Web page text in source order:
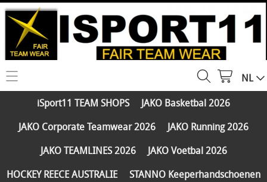
HOME
WEBSHOP
PARTNERS
NL
iSport11 TEAM SHOPS
JAKO Basketbal 2026
JAKO Corporate Teamwear 2026
JAKO Running 2026
JAKO TEAMLINES 2026
JAKO Voetbal 2026
HOCKEY REECE AUSTRALIE
STANNO Keeperhandschoenen